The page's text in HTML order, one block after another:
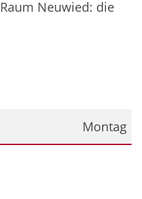
Neuwied: die
Montag